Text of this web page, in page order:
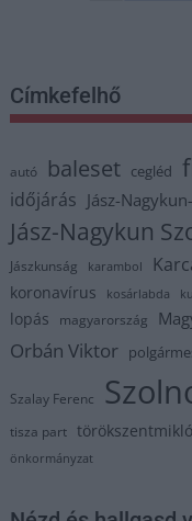
Címkefelhő
autó baleset cegléd
időjárás Jász-
Jász-Nagykun
Jászkunság karambol
koronavírus kosárlabda
lopás magyarország
Orbán Viktor
Szalay Ferenc
tisza part
önkormányzat